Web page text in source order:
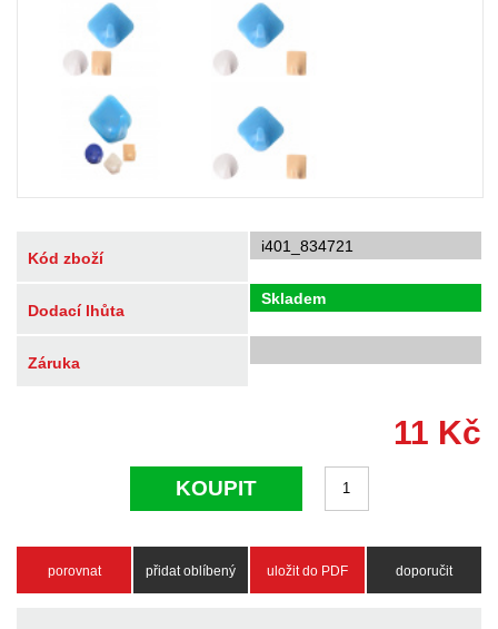
Kód zboží
i401_834721
Dodací lhůta
Skladem
Záruka
11 Kč
KOUPIT
porovnat přidat oblíbený uložit do PDF doporučit